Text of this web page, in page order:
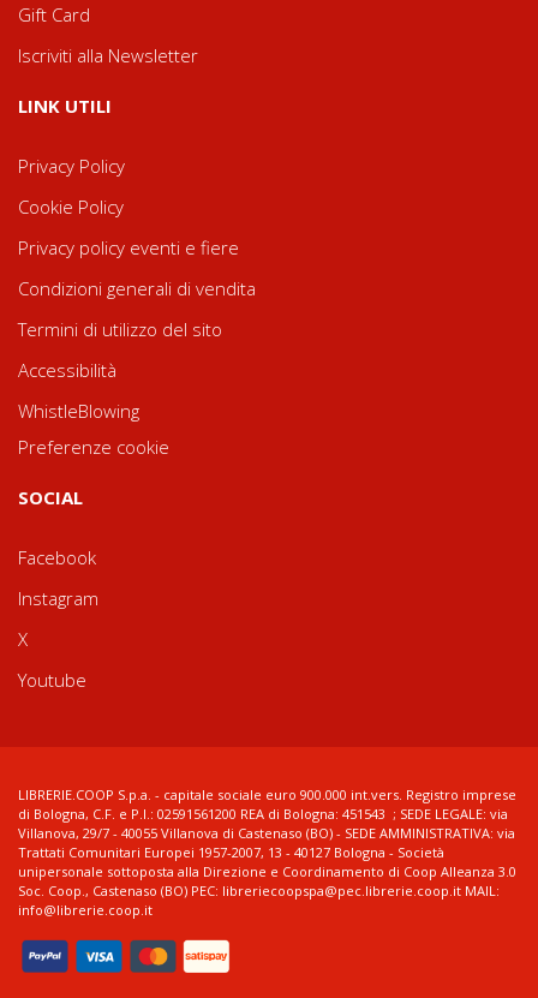
Gift Card
Iscriviti alla Newsletter
LINK UTILI
Privacy Policy
Cookie Policy
Privacy policy eventi e fiere
Condizioni generali di vendita
Termini di utilizzo del sito
Accessibilità
WhistleBlowing
Preferenze cookie
SOCIAL
Facebook
Instagram
X
Youtube
LIBRERIE.COOP S.p.a. - capitale sociale euro 900.000 int.vers. Registro imprese
di Bologna, C.F. e P.I.: 02591561200 REA di Bologna: 451543 ; SEDE LEGALE: via
Villanova, 29/7 - 40055 Villanova di Castenaso (BO) - SEDE AMMINISTRATIVA: via
Trattati Comunitari Europei 1957-2007, 13 - 40127 Bologna - Società
unipersonale sottoposta alla Direzione e Coordinamento di Coop Alleanza 3.0
Soc. Coop., Castenaso (BO) PEC: libreriecoopspa@pec.librerie.coop.it MAIL:
info@librerie.coop.it